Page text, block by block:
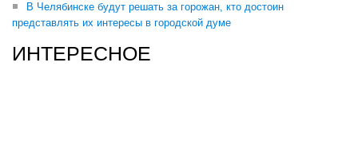
В Челябинске будут решать за горожан, кто достоин
представлять их интересы в городской думе
ИНТЕРЕСНОЕ